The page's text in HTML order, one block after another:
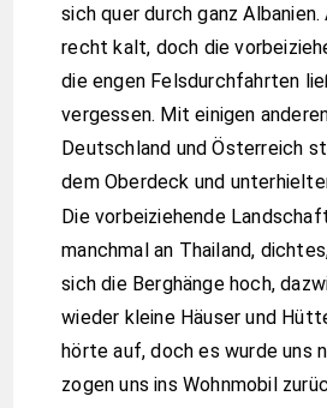
sich quer durch ganz
recht kalt, doch die
die engen Felsdurchfahrten
vergessen. Mit einigen
Deutschland und Österreich
dem Oberdeck und
Die vorbeiziehende
manchmal an Thailand,
sich die Berghänge hoch,
wieder kleine Häuser und
hörte auf, doch es wurde uns
zogen uns ins Wohnmobil